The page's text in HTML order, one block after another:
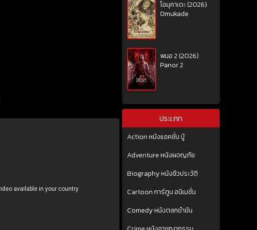
โอมุคาเดะ (2026)
Omukade
พนอ 2 (2026)
Panor 2
ประเภท
Action หนังแอคชั่น บู้
Adventure หนังผจญภัย
Biography หนังชีวประวัติ
Cartoon การ์ตูน อนิเมชั่น
Comedy หนังตลกขำขัน